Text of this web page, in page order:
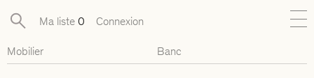
Nouveautés
Mobilier Banc
Ma liste 0 Connexion